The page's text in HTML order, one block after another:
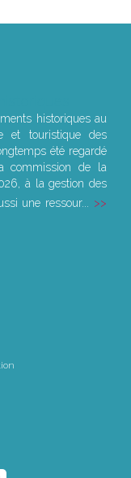
historiques au
et touristique des
été regardé
commission de la
à la gestion des
une ressour...